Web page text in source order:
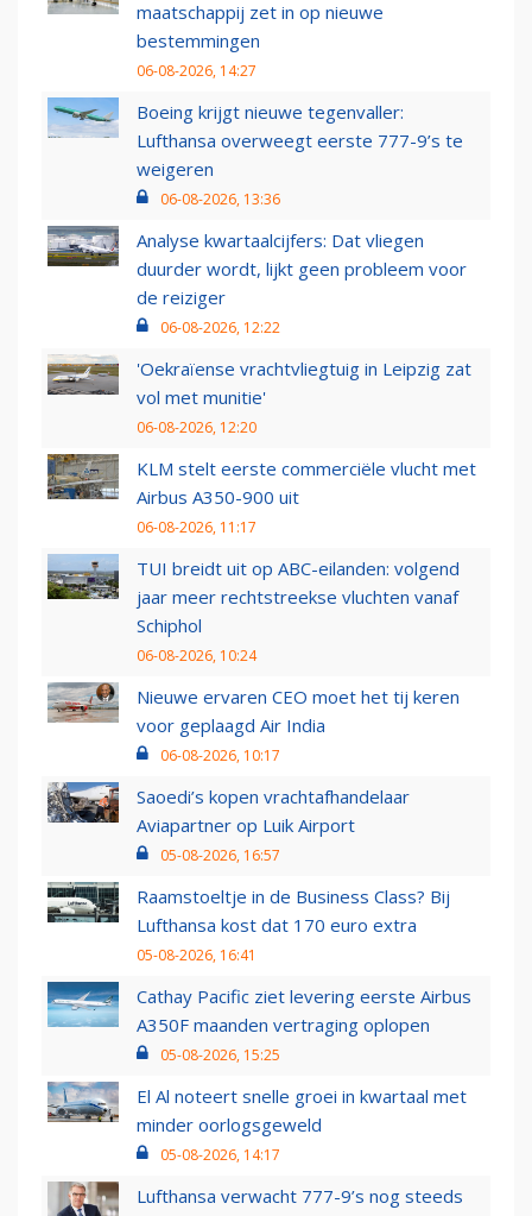
maatschappij zet in op nieuwe
bestemmingen
06-08-2026, 14:27
Boeing krijgt nieuwe tegenvaller:
Lufthansa overweegt eerste 777-9’s te
weigeren
06-08-2026, 13:36
Analyse kwartaalcijfers: Dat vliegen
duurder wordt, lijkt geen probleem voor
de reiziger
06-08-2026, 12:22
'Oekraïense vrachtvliegtuig in Leipzig zat
vol met munitie'
06-08-2026, 12:20
KLM stelt eerste commerciële vlucht met
Airbus A350-900 uit
06-08-2026, 11:17
TUI breidt uit op ABC-eilanden: volgend
jaar meer rechtstreekse vluchten vanaf
Schiphol
06-08-2026, 10:24
Nieuwe ervaren CEO moet het tij keren
voor geplaagd Air India
06-08-2026, 10:17
Saoedi’s kopen vrachtafhandelaar
Aviapartner op Luik Airport
05-08-2026, 16:57
Raamstoeltje in de Business Class? Bij
Lufthansa kost dat 170 euro extra
05-08-2026, 16:41
Cathay Pacific ziet levering eerste Airbus
A350F maanden vertraging oplopen
05-08-2026, 15:25
El Al noteert snelle groei in kwartaal met
minder oorlogsgeweld
05-08-2026, 14:17
Lufthansa verwacht 777-9’s nog steeds